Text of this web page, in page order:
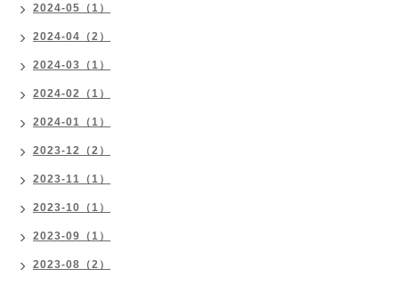
2024-05（1）
2024-04（2）
2024-03（1）
2024-02（1）
2024-01（1）
2023-12（2）
2023-11（1）
2023-10（1）
2023-09（1）
2023-08（2）